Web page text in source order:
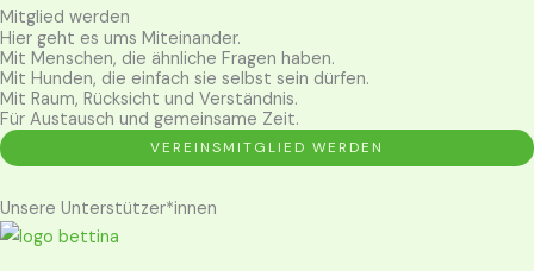
Mitglied werden
Hier geht es ums Miteinander.
Mit Menschen, die ähnliche Fragen haben.
Mit Hunden, die einfach sie selbst sein dürfen.
Mit Raum, Rücksicht und Verständnis.
Für Austausch und gemeinsame Zeit.
VEREINSMITGLIED WERDEN
Unsere Unterstützer*innen